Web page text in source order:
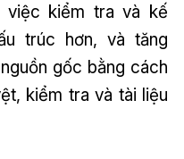
việc kiểm tra và kế
trúc hơn, và tăng
gốc bằng cách
kiểm tra và tài liệu